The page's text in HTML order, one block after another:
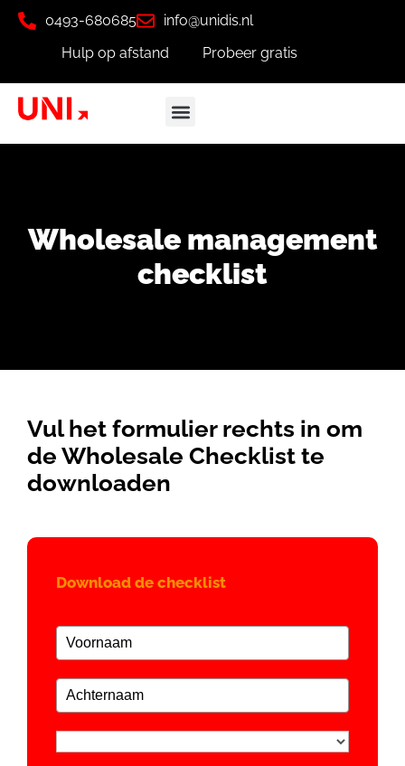
0493-680685
info@unidis.nl
Hulp op afstand
Probeer gratis
Wholesale management
checklist
Vul het formulier rechts in om
de Wholesale Checklist te
downloaden
Download de checklist